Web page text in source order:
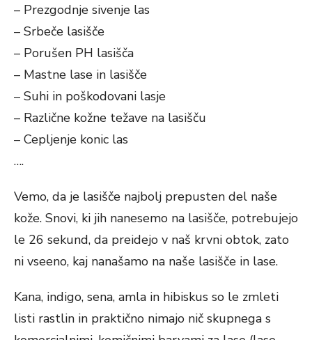
– Prezgodnje sivenje las
– Srbeče lasišče
– Porušen PH lasišča
– Mastne lase in lasišče
– Suhi in poškodovani lasje
– Različne kožne težave na lasišču
– Cepljenje konic las
….
Vemo, da je lasišče najbolj prepusten del naše
kože. Snovi, ki jih nanesemo na lasišče, potrebujejo
le 26 sekund, da preidejo v naš krvni obtok, zato
ni vseeno, kaj nanašamo na naše lasišče in lase.
Kana, indigo, sena, amla in hibiskus so le zmleti
listi rastlin in praktično nimajo nič skupnega s